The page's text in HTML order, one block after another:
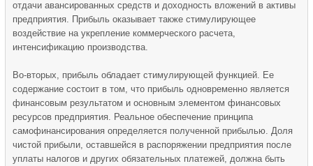
отдачи авансированных средств и доходность вложений в активы
предприятия. Прибыль оказывает также стимулирующее
воздействие на укрепление коммерческого расчета,
интенсификацию производства.
Во-вторых, прибыль обладает стимулирующей функцией. Ее
содержание состоит в том, что прибыль одновременно является
финансовым результатом и основным элементом финансовых
ресурсов предприятия. Реальное обеспечение принципа
самофинансирования определяется полученной прибылью. Доля
чистой прибыли, оставшейся в распоряжении предприятия после
уплаты налогов и других обязательных платежей, должна быть